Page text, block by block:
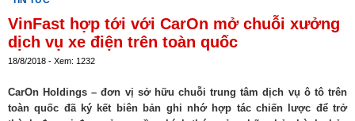
VinFast hợp tới với CarOn mở chuỗi xưởng
dịch vụ xe điện trên toàn quốc
18/8/2018 - Xem: 1232
CarOn Holdings – đơn vị sở hữu chuỗi trung tâm dịch vụ ô tô trên
toàn quốc đã ký kết biên bản ghi nhớ hợp tác chiến lược để trở